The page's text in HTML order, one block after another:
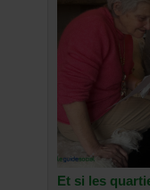
Et si les